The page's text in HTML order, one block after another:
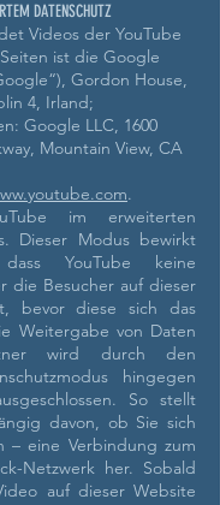
DATENSCHUTZ
Videos der YouTube
ist die Google
Gordon House,
4, Irland;
Google LLC, 1600
Mountain View, CA
.
im erweiterten
Dieser Modus bewirkt
YouTube keine
die Besucher auf dieser
bevor diese sich das
Weitergabe von Daten
wird durch den
hingegen
So stellt
davon, ob Sie sich
– eine Verbindung zum
Netzwerk her. Sobald
auf dieser Website